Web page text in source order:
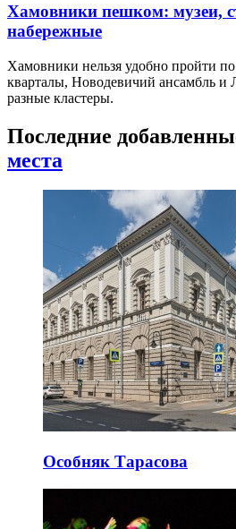
Хамовники пешком: музеи,
набережные
Хамовники нельзя удобно пройти
кварталы, Новодевичий ансамбль и
разные кластеры.
Последние
места
Особняк Тарасова